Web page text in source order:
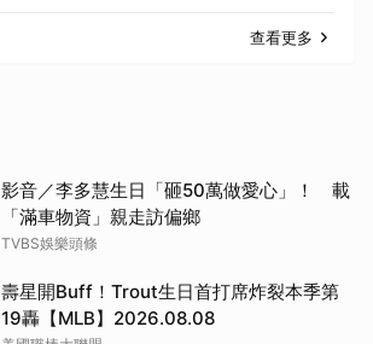
查看更多
影音／李多慧生日「砸50萬做愛心」！ 載
「滿車物資」親走訪偏鄉
TVBS娛樂頭條
壽星開Buff！Trout生日首打席炸裂本季第
19轟【MLB】2026.08.08